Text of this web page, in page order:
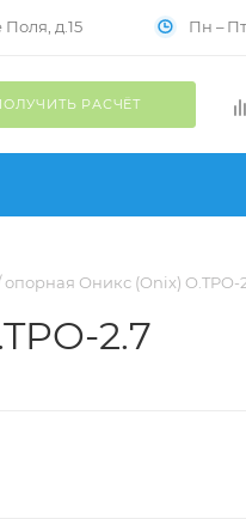
д.15 Пн –
РАСЧЁТ
Оникс (Onix) O.TPO-
2.7